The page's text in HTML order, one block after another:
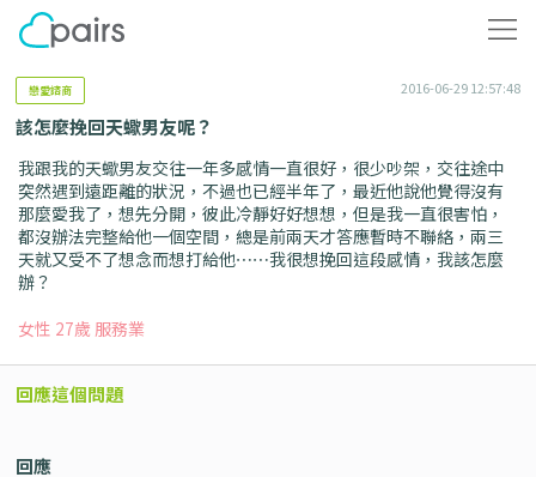
戀愛諮商 2016-06-29 12:57:48
該怎麼挽回天蠍男友呢？
我跟我的天蠍男友交往一年多感情一直很好，很少吵架，交往途中
突然遇到遠距離的狀況，不過也已經半年了，最近他說他覺得沒有
那麼愛我了，想先分開，彼此冷靜好好想想，但是我一直很害怕，
都沒辦法完整給他一個空間，總是前兩天才答應暫時不聯絡，兩三
天就又受不了想念而想打給他⋯⋯我很想挽回這段感情，我該怎麼
辦？
女性 27歲 服務業
回應這個問題
回應